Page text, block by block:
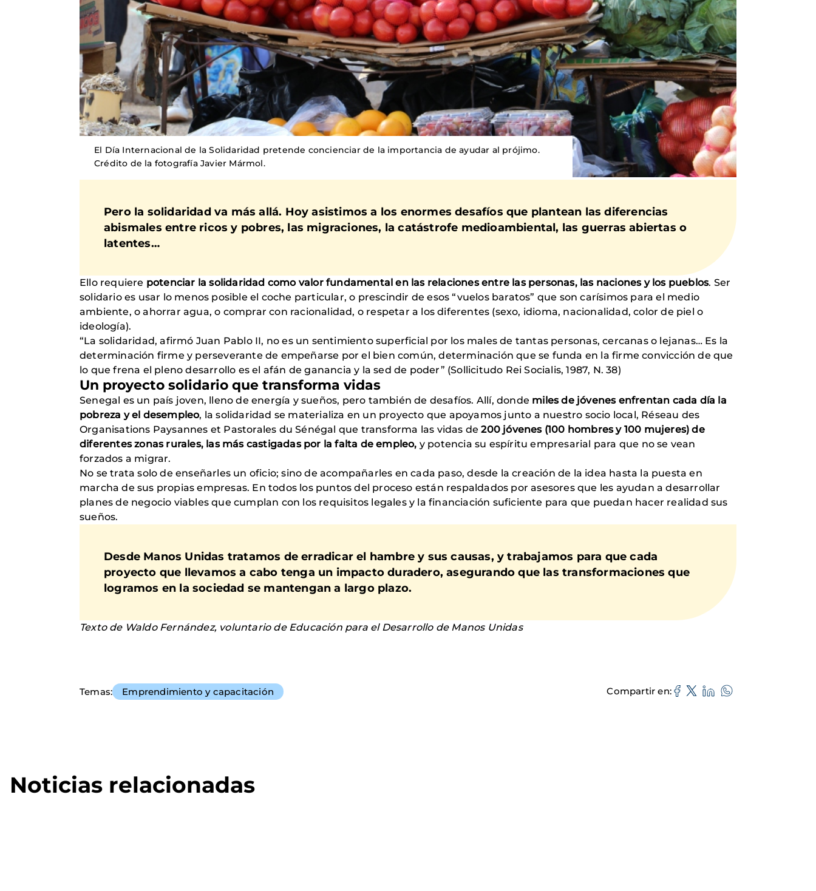
El Día Internacional de la Solidaridad pretende concienciar de la importancia de ayudar al prójimo.
Crédito de la fotografía Javier Mármol.
Pero la solidaridad va más allá. Hoy asistimos a los enormes desafíos que plantean las diferencias
abismales entre ricos y pobres, las migraciones, la catástrofe medioambiental, las guerras abiertas o
latentes…
Ello requiere potenciar la solidaridad como valor fundamental en las relaciones entre las personas, las naciones y los pueblos. Ser
solidario es usar lo menos posible el coche particular, o prescindir de esos “vuelos baratos” que son carísimos para el medio
ambiente, o ahorrar agua, o comprar con racionalidad, o respetar a los diferentes (sexo, idioma, nacionalidad, color de piel o
ideología).
“La solidaridad, afirmó Juan Pablo II, no es un sentimiento superficial por los males de tantas personas, cercanas o lejanas… Es la
determinación firme y perseverante de empeñarse por el bien común, determinación que se funda en la firme convicción de que
lo que frena el pleno desarrollo es el afán de ganancia y la sed de poder” (Sollicitudo Rei Socialis, 1987, N. 38)
Un proyecto solidario que transforma vidas
Senegal es un país joven, lleno de energía y sueños, pero también de desafíos. Allí, donde miles de jóvenes enfrentan cada día la
pobreza y el desempleo, la solidaridad se materializa en un proyecto que apoyamos junto a nuestro socio local, Réseau des
Organisations Paysannes et Pastorales du Sénégal que transforma las vidas de 200 jóvenes (100 hombres y 100 mujeres) de
diferentes zonas rurales, las más castigadas por la falta de empleo, y potencia su espíritu empresarial para que no se vean
forzados a migrar.
No se trata solo de enseñarles un oficio; sino de acompañarles en cada paso, desde la creación de la idea hasta la puesta en
marcha de sus propias empresas. En todos los puntos del proceso están respaldados por asesores que les ayudan a desarrollar
planes de negocio viables que cumplan con los requisitos legales y la financiación suficiente para que puedan hacer realidad sus
sueños.
Desde Manos Unidas tratamos de erradicar el hambre y sus causas, y trabajamos para que cada
proyecto que llevamos a cabo tenga un impacto duradero, asegurando que las transformaciones que
logramos en la sociedad se mantengan a largo plazo.
Texto de Waldo Fernández, voluntario de Educación para el Desarrollo de Manos Unidas
Temas Emprendimiento y capacitación Compartir en
Noticias relacionadas